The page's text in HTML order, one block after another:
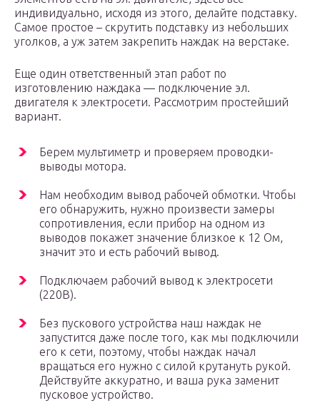
индивидуально, исходя из этого, делайте подставку.
Самое простое – скрутить подставку из небольших
уголков, а уж затем закрепить наждак на верстаке.
Еще один ответственный этап работ по
изготовлению наждака — подключение эл.
двигателя к электросети. Рассмотрим простейший
вариант.
Берем мультиметр и проверяем проводки-
выводы мотора.
Нам необходим вывод рабочей обмотки. Чтобы
его обнаружить, нужно произвести замеры
сопротивления, если прибор на одном из
выводов покажет значение близкое к 12 Ом,
значит это и есть рабочий вывод.
Подключаем рабочий вывод к электросети
(220В).
Без пускового устройства наш наждак не
запустится даже после того, как мы подключили
его к сети, поэтому, чтобы наждак начал
вращаться его нужно с силой крутануть рукой.
Действуйте аккуратно, и ваша рука заменит
пусковое устройство.